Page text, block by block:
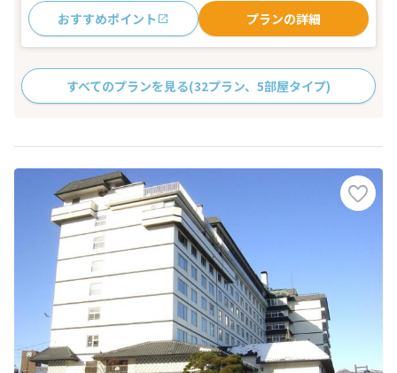
おすすめポイント プランの詳細
すべてのプランを見る(32プラン、5部屋タイプ)